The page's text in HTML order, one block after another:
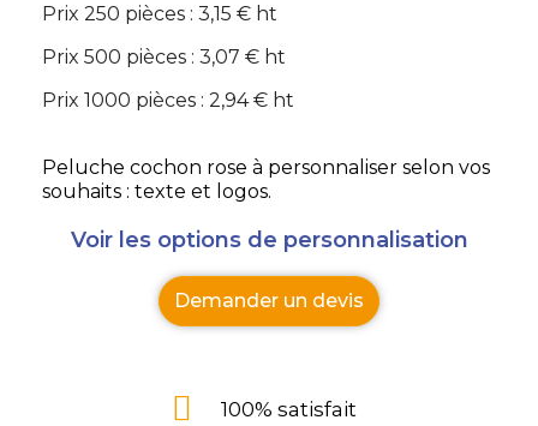
Prix 250 pièces : 3,15 € ht
Prix 500 pièces : 3,07 € ht
Prix 1000 pièces : 2,94 € ht
Peluche cochon rose à personnaliser selon vos
souhaits : texte et logos.
Voir les options de personnalisation
Demander un devis
100% satisfait